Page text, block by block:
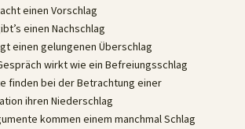
einen Vorschlag
einen Nachschlag
einen gelungenen Überschlag
wirkt wie ein Befreiungsschlag
finden bei der Betrachtung einer
ihren Niederschlag
kommen einem manchmal Schlag